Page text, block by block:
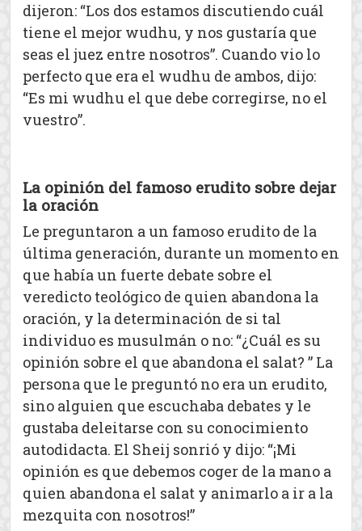
dijeron: “Los dos estamos discutiendo cuál
tiene el mejor wudhu, y nos gustaría que
seas el juez entre nosotros”. Cuando vio lo
perfecto que era el wudhu de ambos, dijo:
“Es mi wudhu el que debe corregirse, no el
vuestro”.
La opinión del famoso erudito sobre dejar
la oración
Le preguntaron a un famoso erudito de la
última generación, durante un momento en
que había un fuerte debate sobre el
veredicto teológico de quien abandona la
oración, y la determinación de si tal
individuo es musulmán o no: “¿Cuál es su
opinión sobre el que abandona el salat? ” La
persona que le preguntó no era un erudito,
sino alguien que escuchaba debates y le
gustaba deleitarse con su conocimiento
autodidacta. El Sheij sonrió y dijo: “¡Mi
opinión es que debemos coger de la mano a
quien abandona el salat y animarlo a ir a la
mezquita con nosotros!”